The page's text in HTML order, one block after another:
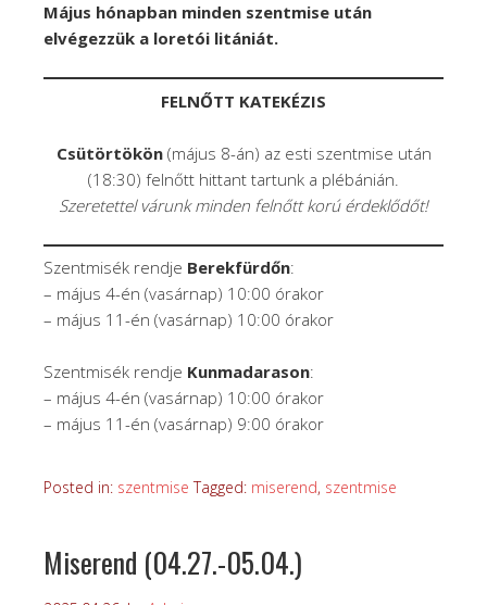
Május hónapban minden szentmise után
elvégezzük a loretói litániát.
FELNŐTT KATEKÉZIS
Csütörtökön(május 8-án) az esti szentmise után
(18:30) felnőtt hittant tartunk a plébánián.
Szeretettel várunk minden felnőtt korú érdeklődőt!
Szentmisék rendje Berekfürdőn:
– május 4-én (vasárnap) 10:00 órakor
– május 11-én (vasárnap) 10:00 órakor
Szentmisék rendje Kunmadarason:
– május 4-én (vasárnap) 10:00 órakor
– május 11-én (vasárnap) 9:00 órakor
Posted in: szentmise Tagged: miserend, szentmise
Miserend (04.27.-05.04.)